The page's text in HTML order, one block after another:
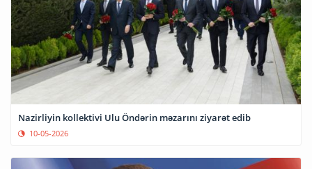
Nazirliyin kollektivi Ulu Öndərin məzarını ziyarət edib
10-05-2026